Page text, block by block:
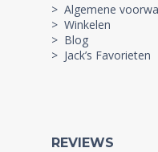
> Algemene
> Winkelen
> Blog
> Jack’s Favorieten
REVIEWS